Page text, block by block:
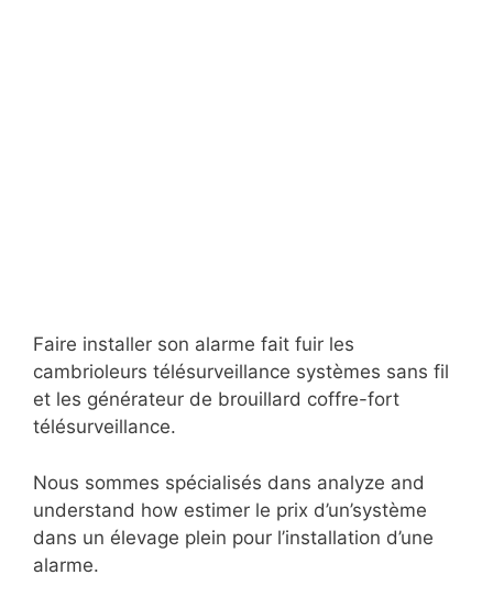
Faire installer son alarme fait fuir les
cambrioleurs télésurveillance systèmes sans fil
et les générateur de brouillard coffre-fort
télésurveillance.
Nous sommes spécialisés dans analyze and
understand how estimer le prix d’un’système
dans un élevage plein pour l’installation d’une
alarme.